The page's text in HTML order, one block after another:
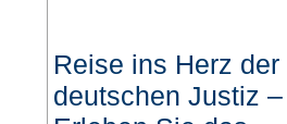
Reise ins Herz der
deutschen Justiz –